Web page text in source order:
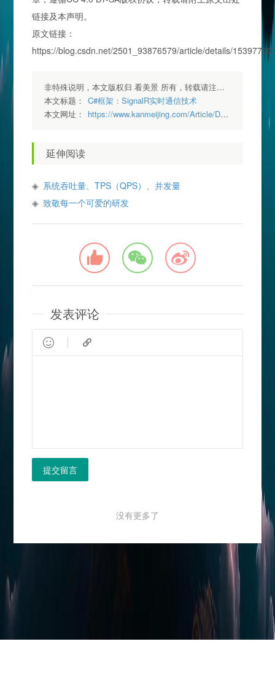
链接及本声明。
原文链接：
https://blog.csdn.net/2501_93876579/article/details/
非特殊说明，本文版权归 看美景 所有，转载请注明出处.
本文标题：
C#框架：SignalR实时通信技术
本文网址：
https://www.kanmeijing.com/Article/Detail/35
延伸阅读
系统吞吐量、TPS（QPS）、并发量
致敬每一个可爱的研发
发表评论
 
提交留言
没有更多了